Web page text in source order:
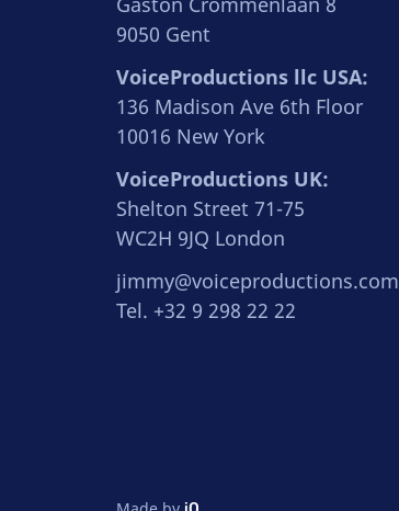
9050 Gent
VoiceProductions llc USA:
136 Madison Ave 6th Floor
10016 New York
VoiceProductions UK:
Shelton Street 71-75
WC2H 9JQ London
jimmy@voiceproductions.com
Tel. +32 9 298 22 22